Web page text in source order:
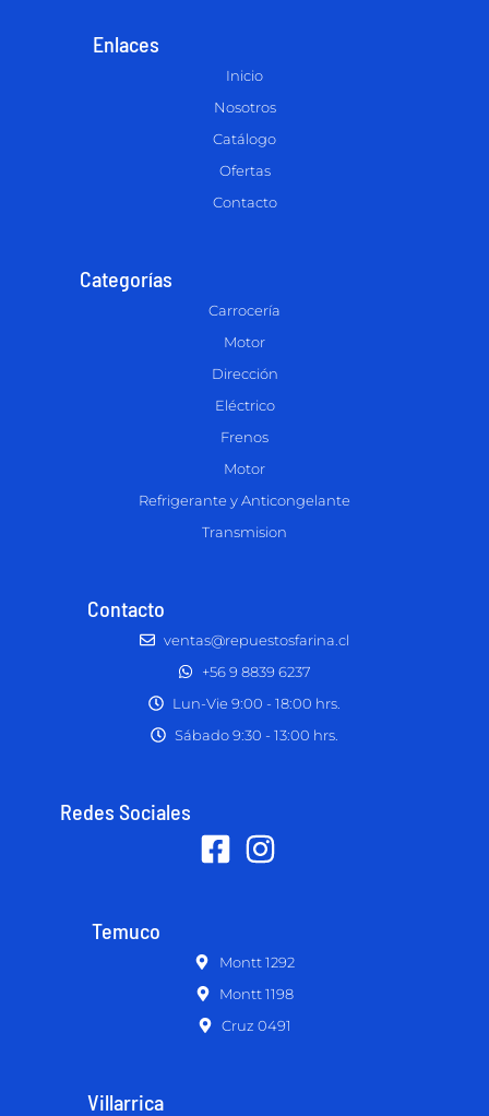
Enlaces
Inicio
Nosotros
Catálogo
Ofertas
Contacto
Categorías
Carrocería
Motor
Dirección
Eléctrico
Frenos
Motor
Refrigerante y Anticongelante
Transmision
Contacto
ventas@repuestosfarina.cl
+56 9 8839 6237
Lun-Vie 9:00 - 18:00 hrs.
Sábado 9:30 - 13:00 hrs.
Redes Sociales
Temuco
Montt 1292
Montt 1198
Cruz 0491
Villarrica